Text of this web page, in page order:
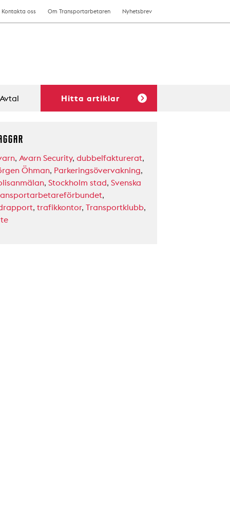
Kontakta oss Om Transportarbetaren Nyhetsbrev
Hitta artiklar
, Avarn Security, dubbelfakturerat,
Öhman, Parkeringsövervakning,
, Stockholm stad, Svenska
,
, trafikkontor, Transportklubb,